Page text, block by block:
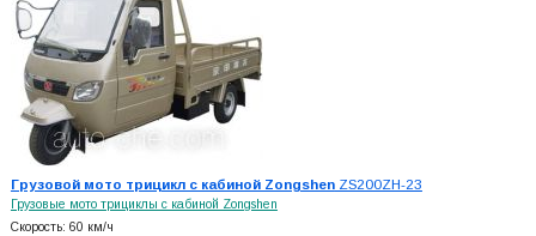
Грузовой мото трицикл с кабиной ZongshenZS200ZH-23
Грузовые мото трициклы с кабиной Zongshen
Скорость: 60 км/ч